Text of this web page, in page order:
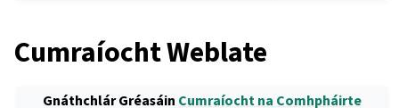
Cumraíocht Weblate
Gnáthchlár Gréasáin Cumraíocht na Comhpháirte